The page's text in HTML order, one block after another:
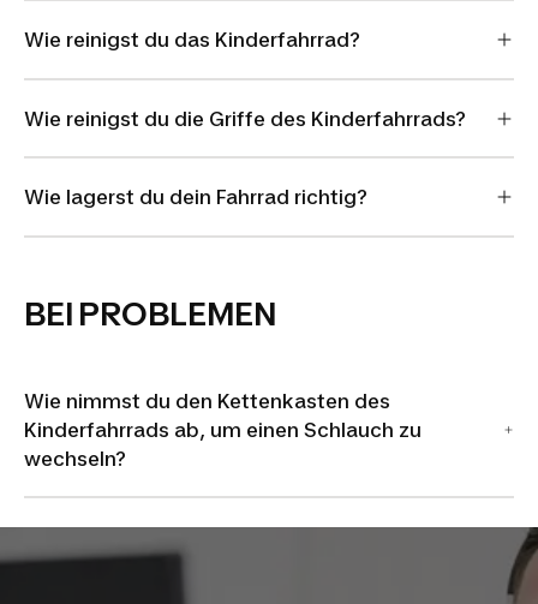
Wie reinigst du das Kinderfahrrad?
Wie reinigst du die Griffe des Kinderfahrrads?
Wie lagerst du dein Fahrrad richtig?
BEI PROBLEMEN
Wie nimmst du den Kettenkasten des
Kinderfahrrads ab, um einen Schlauch zu
wechseln?